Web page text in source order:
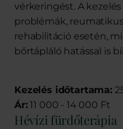
vérkeringést. A
problémák,
rehabilitáció esetén,
bőrtápláló hatással is
Kezelés időtartama:
Ár: 11 000 - 14 000 Ft
Hévízi fürdőterápia